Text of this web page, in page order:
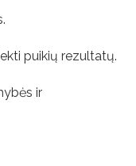
puikių rezultatų.
ir